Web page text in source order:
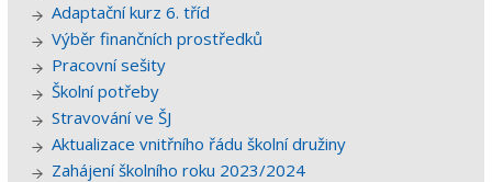
Adaptační kurz 6. tříd
Výběr finančních prostředků
Pracovní sešity
Školní potřeby
Stravování ve ŠJ
Aktualizace vnitřního řádu školní družiny
Zahájení školního roku 2023/2024